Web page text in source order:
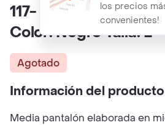
los precios
convenientes!
117- Media Pantalón
Color: Negro Talla: L
Agotado
Información del producto
Media pantalón elaborada en